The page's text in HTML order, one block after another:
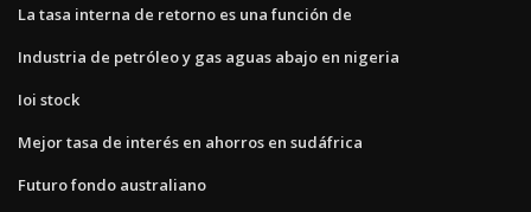
La tasa interna de retorno es una función de
Industria de petróleo y gas aguas abajo en nigeria
Ioi stock
Mejor tasa de interés en ahorros en sudáfrica
Futuro fondo australiano